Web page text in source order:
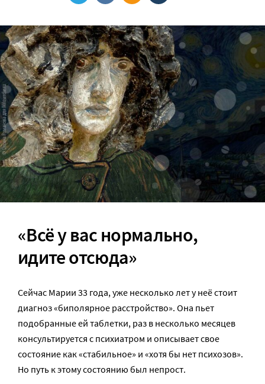
«Всё у вас нормально,
идите отсюда»
Сейчас Марии 33 года, уже несколько лет у неё стоит
диагноз «биполярное расстройство». Она пьет
подобранные ей таблетки, раз в несколько месяцев
консультируется с психиатром и описывает свое
состояние как «стабильное» и «хотя бы нет психозов».
Но путь к этому состоянию был непрост.